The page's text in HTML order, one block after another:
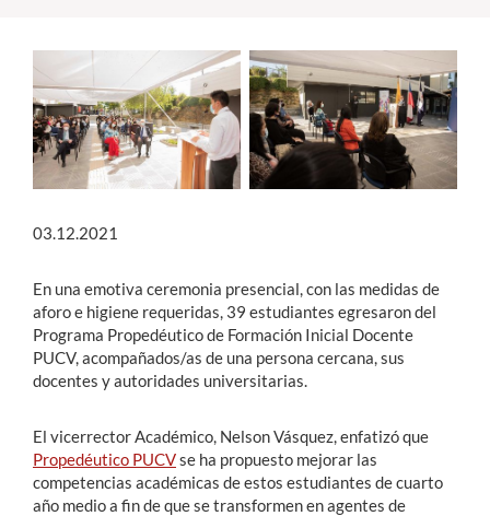
Académicos
Funcionarios
Alumni
English
03.12.2021
En una emotiva ceremonia presencial, con las medidas de
aforo e higiene requeridas, 39 estudiantes egresaron del
Programa Propedéutico de Formación Inicial Docente
PUCV, acompañados/as de una persona cercana, sus
docentes y autoridades universitarias.
El vicerrector Académico, Nelson Vásquez, enfatizó que
Propedéutico PUCVse ha propuesto mejorar las
competencias académicas de estos estudiantes de cuarto
año medio a fin de que se transformen en agentes de